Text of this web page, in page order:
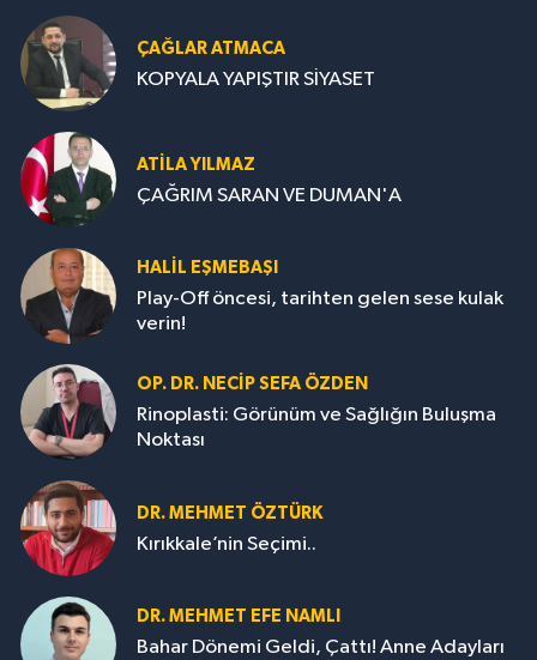
ÇAĞLAR ATMACA
KOPYALA YAPIŞTIR SİYASET
ATILA YILMAZ
ÇAĞRIM SARAN VE DUMAN'A
HALIL EŞMEBAŞI
Play-Off öncesi, tarihten gelen sese kulak
verin!
OP. DR. NECIP SEFA ÖZDEN
Rinoplasti: Görünüm ve Sağlığın Buluşma
Noktası
DR. MEHMET ÖZTÜRK
Kırıkkale’nin Seçimi..
DR. MEHMET EFE NAMLI
Bahar Dönemi Geldi, Çattı! Anne Adayları